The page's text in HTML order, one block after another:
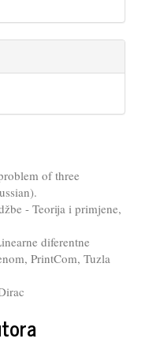
of three
- Teorija i primjene,
diferentne
PrintCom, Tuzla